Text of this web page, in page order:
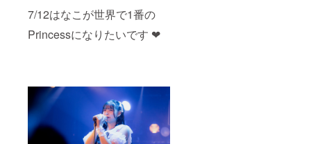
7/12はなこが世界で1番の
Princessになりたいです ❤